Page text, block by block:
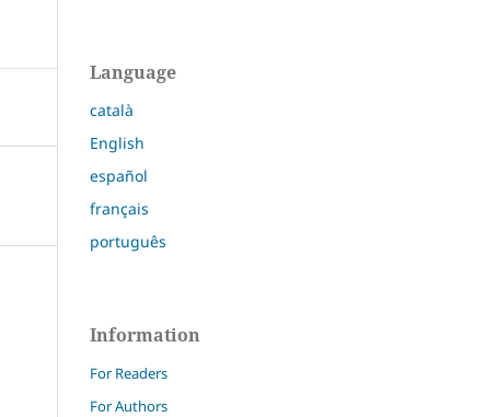
Language
català
English
español
français
português
Information
For Readers
For Authors